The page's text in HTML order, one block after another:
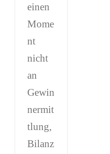
einen
Mome
nt
nicht
an
Gewin
nermit
tlung,
Bilanz